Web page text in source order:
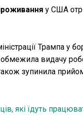
у США
Трампа у
видачу
зупинила
які їдуть